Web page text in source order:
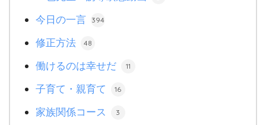
今日の一言 394
修正方法 48
働けるのは幸せだ 11
子育て・親育て 16
家族関係コース 3